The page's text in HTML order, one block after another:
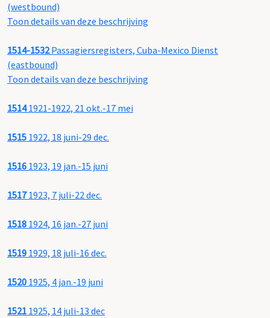
(westbound)
Toon details van deze beschrijving
1514-1532 Passagiersregisters, Cuba-Mexico Dienst
(eastbound)
Toon details van deze beschrijving
15141921-1922, 21 okt.-17 mei
1515 1922, 18 juni-29 dec.
1516 1923, 19 jan.-15 juni
15171923, 7 juli-22 dec.
1518 1924, 16 jan.-27 juni
1519 1929, 18 juli-16 dec.
1520 1925, 4 jan.-19 juni
1521 1925, 14 juli-13 dec